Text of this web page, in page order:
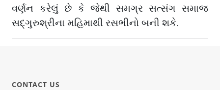
વર્ણન કરેલું છે કે જેથી સમગ્ર સત્સંગ સમાજ
સદ્ગુરુશ્રીના મહિમાથી રસભીનો બની શકે.
CONTACT US